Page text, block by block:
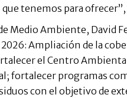
tenemos para ofrecer”,
Medio Ambiente, David
Ampliación de la
el Centro
programas como
con el objetivo de